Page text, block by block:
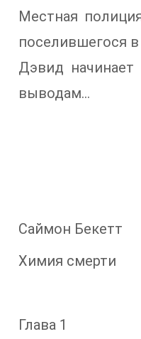
Местная
поселившегося
Дэвид
выводам…
Саймон Бекетт
Химия смерти
Глава 1